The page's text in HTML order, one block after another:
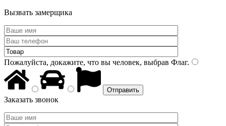
Вызвать замерщика
Пожалуйста, докажите, что вы человек, выбрав Флаг.
Заказать звонок